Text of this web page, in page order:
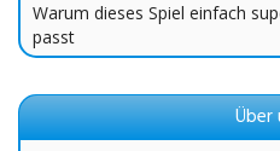
Warum dieses Spiel einfach
passt
Über